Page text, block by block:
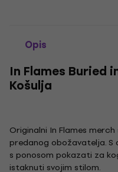
Opis
In Flames Buried
Košulja
Originalni In Flames
predanog obožavatelja. S
s ponosom pokazati za
istaknuti svojim stilom.